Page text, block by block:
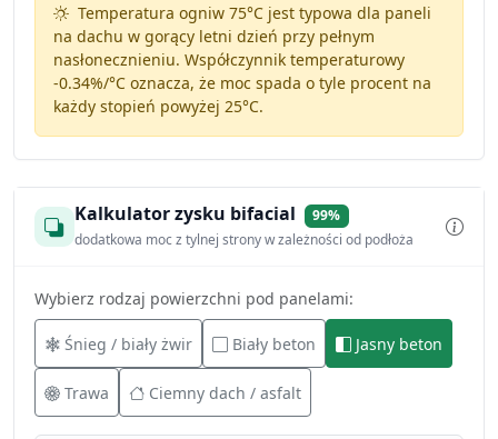
Temperatura ogniw 75°C jest typowa dla paneli
na dachu w gorący letni dzień przy pełnym
nasłonecznieniu. Współczynnik temperaturowy
-0.34%/°Coznacza, że moc spada o tyle procent na
każdy stopień powyżej 25°C.
Kalkulator zysku bifacial
99%
dodatkowa moc z tylnej strony w zależności od podłoża
Wybierz rodzaj powierzchni pod panelami:
Śnieg / biały żwir Biały beton Jasny beton
Trawa Ciemny dach / asfalt